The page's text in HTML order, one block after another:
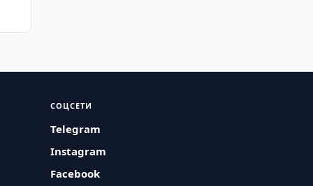
СОЦСЕТИ
Telegram
Instagram
Facebook